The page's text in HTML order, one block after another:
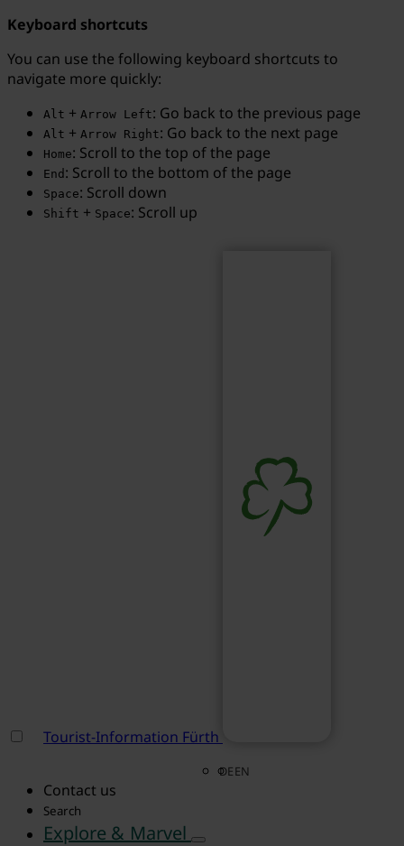
Keyboard shortcuts
You can use the following keyboard shortcuts to
navigate more quickly:
Alt + Arrow Left: Go back to the previous page
Alt + Arrow Right: Go back to the next page
Home: Scroll to the top of the page
End : Scroll to the bottom of the page
Space: Scroll down
Shift + Space: Scroll up
Tourist-Information Fürth
DEEN
Contact us
Search
Explore & Marvel
Search term...